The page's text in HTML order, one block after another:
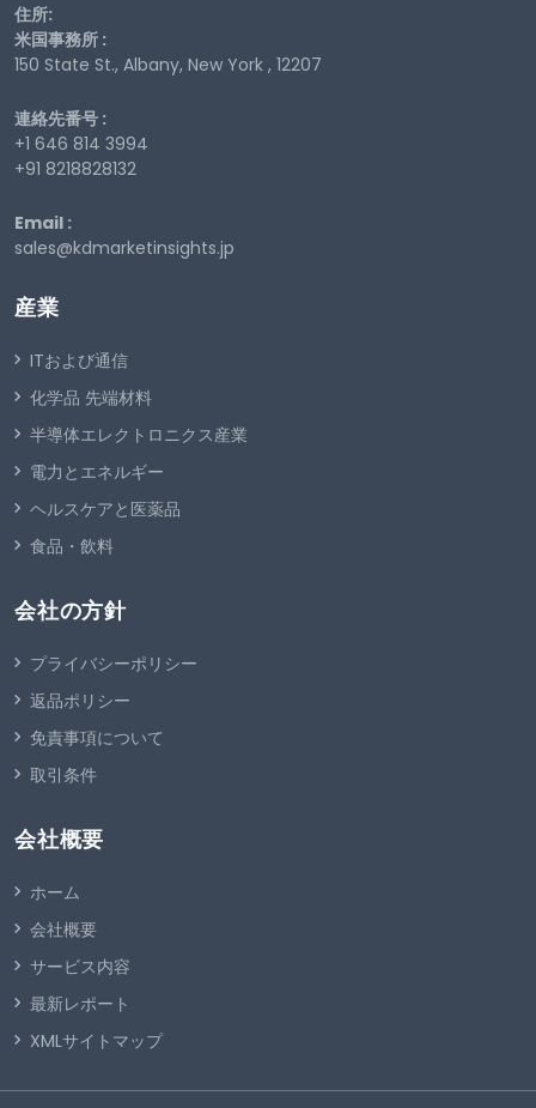
住所:
米国事務所 :
150 State St., Albany, New York , 12207
連絡先番号 :
+1 646 814 3994
+91 8218828132
Email :
sales@kdmarketinsights.jp
産業
ITおよび通信
化学品 先端材料
半導体エレクトロニクス産業
電力とエネルギー
ヘルスケアと医薬品
食品・飲料
会社の方針
プライバシーポリシー
返品ポリシー
免責事項について
取引条件
会社概要
ホーム
会社概要
サービス内容
最新レポート
XMLサイトマップ